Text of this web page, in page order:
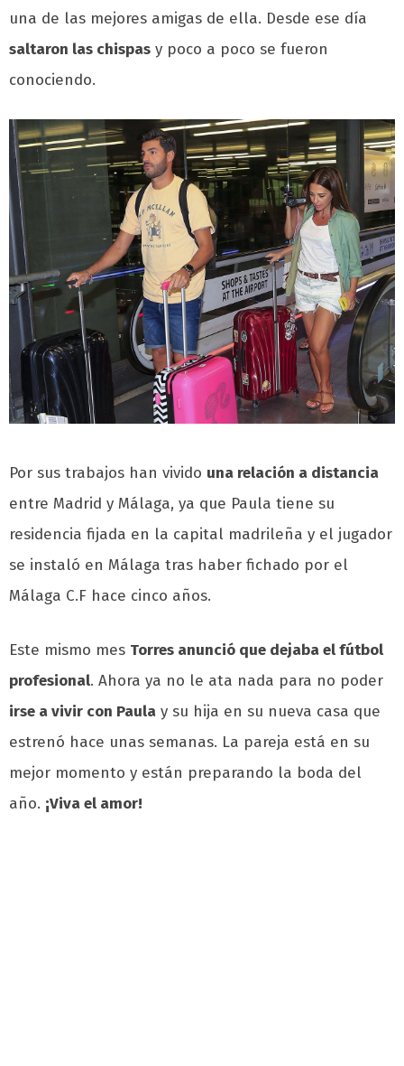
una de las mejores amigas de ella. Desde ese día
saltaron las chispas y poco a poco se fueron
conociendo.
Por sus trabajos han vivido una relación a distancia
entre Madrid y Málaga, ya que Paula tiene su
residencia fijada en la capital madrileña y el jugador
se instaló en Málaga tras haber fichado por el
Málaga C.F hace cinco años.
Este mismo mes Torres anunció que dejaba el fútbol
profesional. Ahora ya no le ata nada para no poder
irse a vivir con Paula y su hija en su nueva casa que
estrenó hace unas semanas. La pareja está en su
mejor momento y están preparando la boda del
año. ¡Viva el amor!